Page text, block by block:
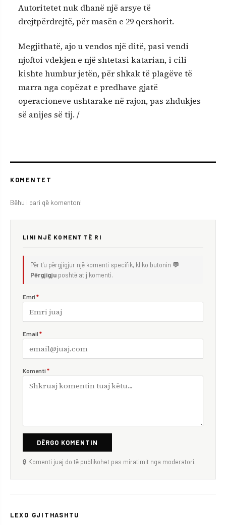
Autoritetet nuk dhanë një arsye të
drejtpërdrejtë, për masën e 29 qershorit.
Megjithatë, ajo u vendos një ditë, pasi vendi
njoftoi vdekjen e një shtetasi katarian, i cili
kishte humbur jetën, për shkak të plagëve të
marra nga copëzat e predhave gjatë
operacioneve ushtarake në rajon, pas zhdukjes
së anijes së tij. /
KOMENTET
Bëhu i pari që komenton!
LINI NJË KOMENT TË RI
Për t'u përgjigjur një komenti specifik, kliko butonin 💬
Përgjigju poshtë atij komenti.
Emri *
Email *
Komenti *
DËRGO KOMENTIN
🔒 Komenti juaj do të publikohet pas miratimit nga moderatori.
LEXO GJITHASHTU